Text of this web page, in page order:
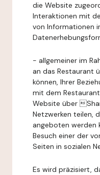
die Website
Interaktionen mit
von Informationen
- allgemeiner im
an das Restaurant
können, Ihrer
mit dem
Website über
Netzwerken teilen,
angeboten werden
Besuch einer der
Seiten in sozialen
Es wird präzisiert,